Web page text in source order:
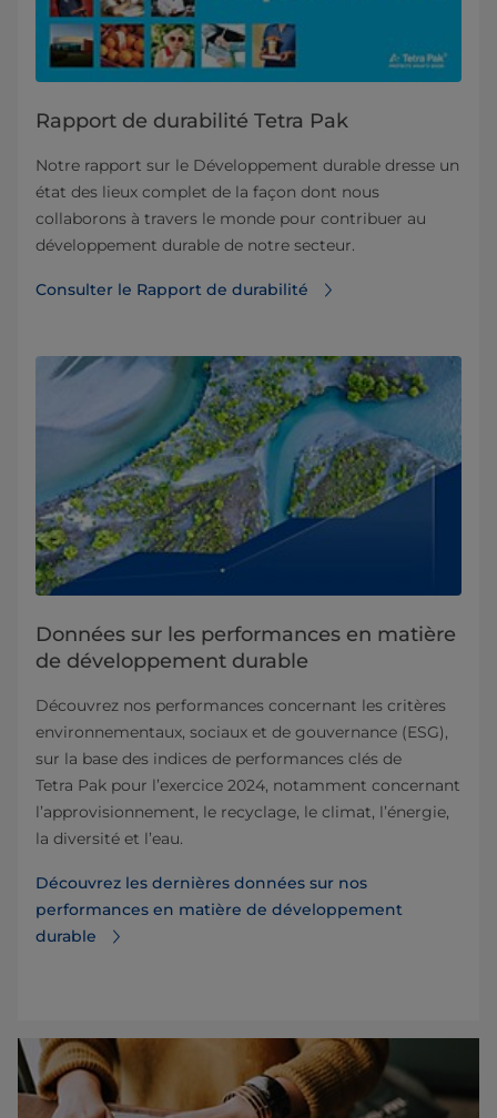
Rapport de durabilité Tetra Pak
Notre rapport sur le Développement durable dresse un
état des lieux complet de la façon dont nous
collaborons à travers le monde pour contribuer au
développement durable de notre secteur.
Consulter le Rapport de durabilité
Données sur les performances en matière
de développement durable
Découvrez nos performances concernant les critères
environnementaux, sociaux et de gouvernance (ESG),
sur la base des indices de performances clés de
Tetra Pak pour l’exercice 2024, notamment concernant
l’approvisionnement, le recyclage, le climat, l’énergie,
la diversité et l’eau.
Découvrez les dernières données sur nos
performances en matière de développement
durable